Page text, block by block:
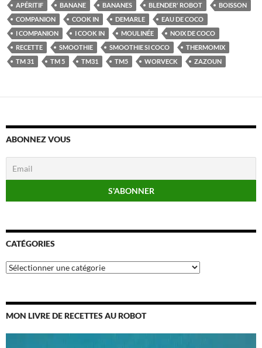
APÉRITIF BANANE BANANES BLENDER' ROBOT
BOISSON
COMPANION
COOK IN DEMARLE
EAU DE COCO
I COMPANION
I COOK IN MOULINÉE
NOIX DE COCO
RECETTE
SMOOTHIE SMOOTHIE SI COCO
THERMOMIX
TM 31
TM 5 TM31 TM5 WORVECK ZAZOUN
ABONNEZ VOUS
CATÉGORIES
Catégories
MON LIVRE DE RECETTES AU ROBOT